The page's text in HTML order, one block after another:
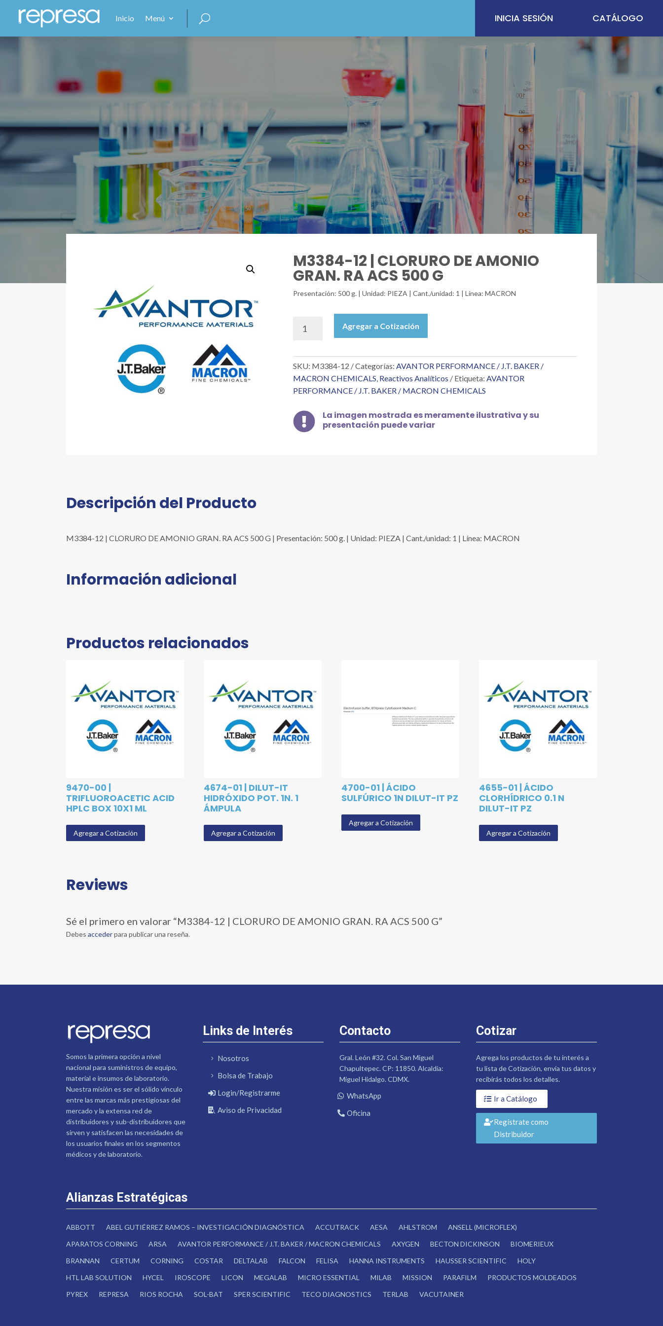
Inicio Menú INICIA SESIÓN CATÁLOGO
M3384-12 | CLORURO DE AMONIO
GRAN. RA ACS 500 G
Presentación: 500 g. | Unidad: PIEZA | Cant./unidad: 1 | Línea: MACRON
CLORURO
DE
AMONIO
GRAN.
ACS
500
G
Agregar a Cotización
SKU: M3384-12 Categorías:AVANTOR PERFORMANCE / J.T. BAKER /
MACRON CHEMICALS, Reactivos Analíticos Etiqueta:AVANTOR
PERFORMANCE / J.T. BAKER / MACRON CHEMICALS

La imagen mostrada es meramente ilustrativa y su
presentación puede variar
Descripción del Producto
M3384-12 | CLORURO DE AMONIO GRAN. RA ACS 500 G | Presentación: 500 g. | Unidad: PIEZA | Cant./unidad: 1 | Línea: MACRON
Información adicional
Productos relacionados
9470-00 |
TRIFLUOROACETIC ACID
HPLC BOX 10X1 ML
Agregar a Cotización
4674-01 | DILUT-IT
HIDRÓXIDO POT. 1N. 1
ÁMPULA
Agregar a Cotización
4700-01 | ÁCIDO
SULFÚRICO 1N DILUT-IT PZ
Agregar a Cotización
4655-01 | ÁCIDO
CLORHÍDRICO 0.1 N
DILUT-IT PZ
Agregar a Cotización
Reviews
Sé el primero en valorar “M3384-12 | CLORURO DE AMONIO GRAN. RA ACS 500 G”
Debesaccederpara publicar una reseña.
Somos la primera opción a nivel
nacional para suministros de equipo,
material e insumos de laboratorio.
Nuestra misión es ser el sólido vínculo
entre las marcas más prestigiosas del
mercado y la extensa red de
distribuidores y sub-distribuidores que
sirven y satisfacen las necesidades de
los usuarios finales en los segmentos
médicos y de laboratorio.
Links de Interés
Nosotros
Bolsa de Trabajo
Login/Registrarme
Aviso de Privacidad
Contacto
Gral. León #32. Col. San Miguel
Chapultepec. CP: 11850. Alcaldía:
Miguel Hidalgo. CDMX.
WhatsApp
Oficina
Cotizar
Agrega los productos de tu interés a
tu lista de Cotización, envía tus datos y
recibirás todos los detalles.
Ir a Catálogo
Regístrate como
Distribuidor
Alianzas Estratégicas
ABBOTT ABEL GUTIÉRREZ RAMOS – INVESTIGACIÓN DIAGNÓSTICA ACCUTRACK AESA AHLSTROM
ANSELL (MICROFLEX)
APARATOS CORNING
ARSA AVANTOR PERFORMANCE / J.T. BAKER / MACRON CHEMICALS AXYGEN BECTON DICKINSON
BIOMERIEUX
BRANNAN
CERTUM CORNING COSTAR DELTALAB FALCON FELISA HANNA INSTRUMENTS HAUSSER SCIENTIFIC
HOLY
HTL LAB SOLUTION
HYCEL IROSCOPE LICON MEGALAB MICRO ESSENTIAL MILAB MISSION PARAFILM
PRODUCTOS MOLDEADOS
PYREX
REPRESA RIOS ROCHA SOL-BAT SPER SCIENTIFIC TECO DIAGNOSTICS TERLAB VACUTAINER